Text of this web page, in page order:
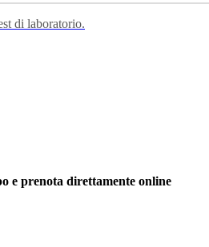
di laboratorio.
e prenota direttamente online